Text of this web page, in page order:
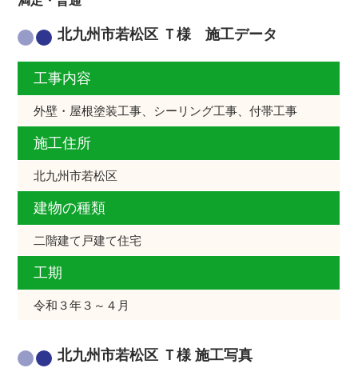
北九州市若松区 Ｔ様 施工データ
工事内容
外壁・屋根塗装工事、シーリング工事、付帯工事
施工住所
北九州市若松区
建物の種類
二階建て戸建て住宅
工期
令和３年３～４月
北九州市若松区 Ｔ様 施工写真